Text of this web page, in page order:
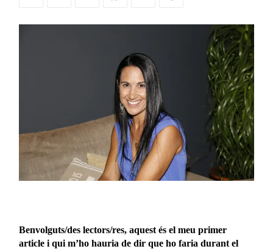
Benvolguts/des lectors/res, aquest és el meu primer
article i qui m’ho hauria de dir que ho faria durant el